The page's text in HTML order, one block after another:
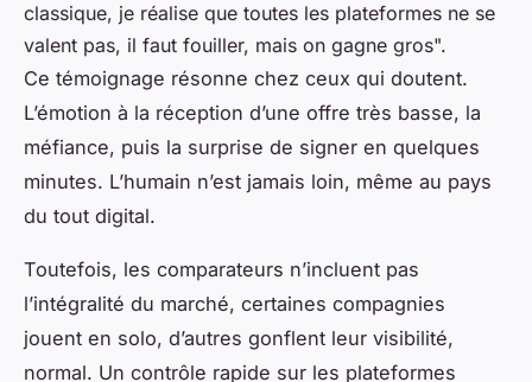
classique, je réalise que toutes les plateformes ne se
valent pas, il faut fouiller, mais on gagne gros".
Ce témoignage résonne chez ceux qui doutent.
L’émotion à la réception d’une offre très basse, la
méfiance, puis la surprise de signer en quelques
minutes. L’humain n’est jamais loin, même au pays
du tout digital.
Toutefois, les comparateurs n’incluent pas
l’intégralité du marché, certaines compagnies
jouent en solo, d’autres gonflent leur visibilité,
normal. Un contrôle rapide sur les plateformes